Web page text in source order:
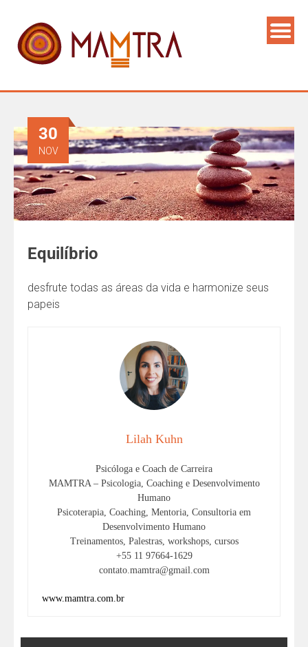
Equilíbrio
30
NOV
desfrute todas as áreas da vida e harmonize seus
papeis
Lilah Kuhn
Psicóloga e Coach de Carreira
MAMTRA – Psicologia, Coaching e Desenvolvimento
Humano
Psicoterapia, Coaching, Mentoria, Consultoria em
Desenvolvimento Humano
Treinamentos, Palestras, workshops, cursos
+55 11 97664-1629
contato.mamtra@gmail.com
www.mamtra.com.br